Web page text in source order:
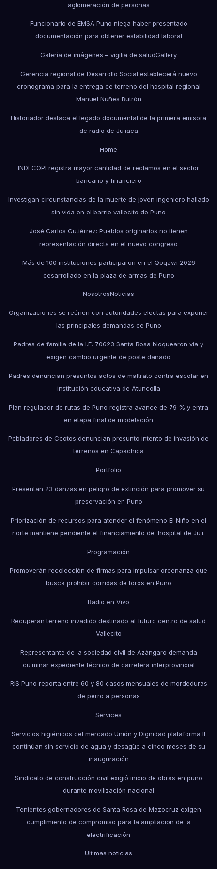
aglomeración de personas
Funcionario de EMSA Puno niega haber presentado
documentación para obtener estabilidad laboral
Galería de imágenes – vigilia de saludGallery
Gerencia regional de Desarrollo Social establecerá nuevo
cronograma para la entrega de terreno del hospital regional
Manuel Nuñes Butrón
Historiador destaca el legado documental de la primera emisora
de radio de Juliaca
Home
INDECOPI registra mayor cantidad de reclamos en el sector
bancario y financiero
Investigan circunstancias de la muerte de joven ingeniero hallado
sin vida en el barrio vallecito de Puno
José Carlos Gutiérrez: Pueblos originarios no tienen
representación directa en el nuevo congreso
Más de 100 instituciones participaron en el Qoqawi 2026
desarrollado en la plaza de armas de Puno
NosotrosNoticias
Organizaciones se reúnen con autoridades electas para exponer
las principales demandas de Puno
Padres de familia de la I.E. 70623 Santa Rosa bloquearon vía y
exigen cambio urgente de poste dañado
Padres denuncian presuntos actos de maltrato contra escolar en
institución educativa de Atuncolla
Plan regulador de rutas de Puno registra avance de 79 % y entra
en etapa final de modelación
Pobladores de Ccotos denuncian presunto intento de invasión de
terrenos en Capachica
Portfolio
Presentan 23 danzas en peligro de extinción para promover su
preservación en Puno
Priorización de recursos para atender el fenómeno El Niño en el
norte mantiene pendiente el financiamiento del hospital de Juli.
Programación
Promoverán recolección de firmas para impulsar ordenanza que
busca prohibir corridas de toros en Puno
Radio en Vivo
Recuperan terreno invadido destinado al futuro centro de salud
Vallecito
Representante de la sociedad civil de Azángaro demanda
culminar expediente técnico de carretera interprovincial
RIS Puno reporta entre 60 y 80 casos mensuales de mordeduras
de perro a personas
Services
Servicios higiénicos del mercado Unión y Dignidad plataforma II
continúan sin servicio de agua y desagüe a cinco meses de su
inauguración
Sindicato de construcción civil exigió inicio de obras en puno
durante movilización nacional
Tenientes gobernadores de Santa Rosa de Mazocruz exigen
cumplimiento de compromiso para la ampliación de la
electrificación
Últimas noticias